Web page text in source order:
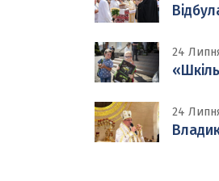
24
24